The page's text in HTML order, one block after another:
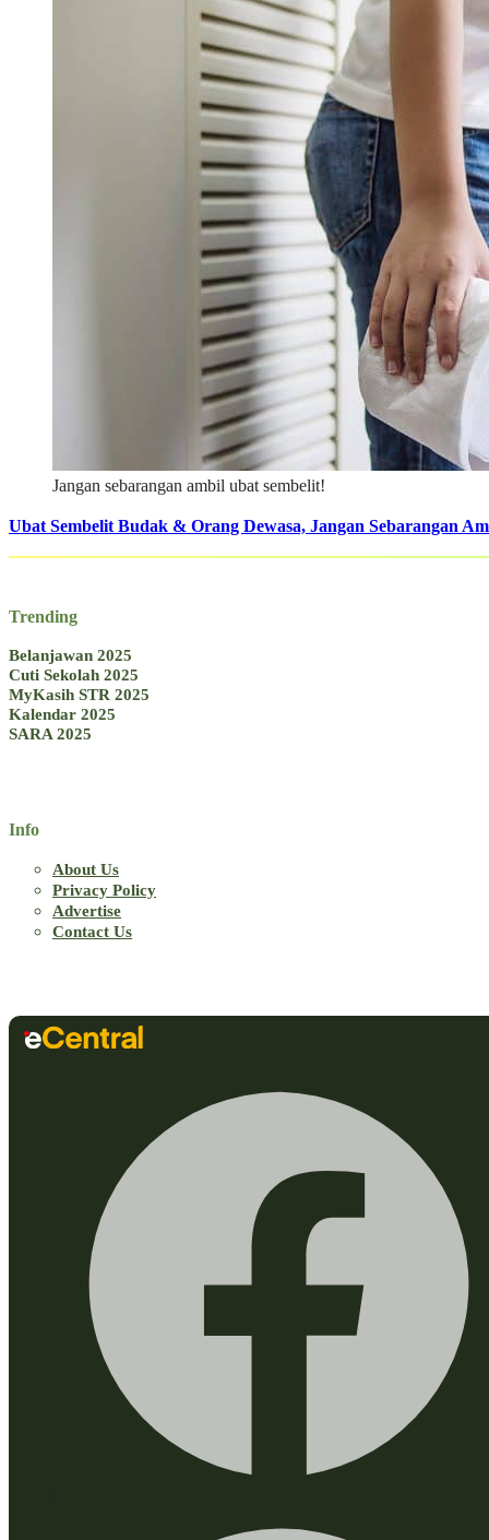
Jangan sebarangan ambil ubat sembelit!
Ubat Sembelit Budak & Orang Dewasa, Jangan Sebarangan
Trending
Belanjawan 2025
Cuti Sekolah 2025
MyKasih STR 2025
Kalendar 2025
SARA 2025
Info
About Us
Privacy Policy
Advertise
Contact Us